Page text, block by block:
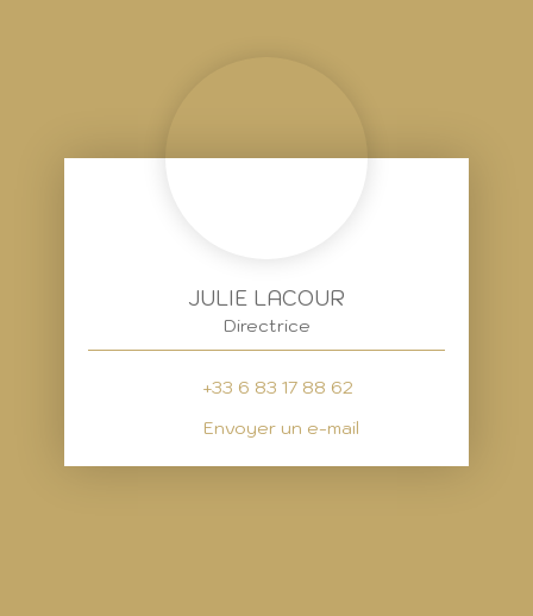
JULIE LACOUR
Directrice
+33 6 83 17 88 62
Envoyer un e-mail